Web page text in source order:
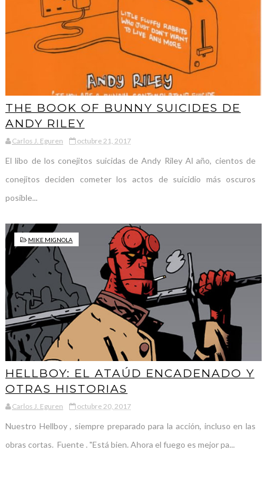
THE BOOK OF BUNNY SUICIDES DE
ANDY RILEY
Carlos J. Eguren octubre 21, 2017
El libo de los conejitos suicidas de Andy Riley Al año, cientos de
conejitos deciden cometer los actos de suicidio más oscuros
posible...
MIKE MIGNOLA
HELLBOY: EL ATAÚD ENCADENADO Y
OTRAS HISTORIAS
Carlos J. Eguren octubre 20, 2017
Nuestro Hellboy , siempre preparado para la acción, incluso en las
obras cortas. Fuente . "Está bien. Ahora el fuego es mejor pa...